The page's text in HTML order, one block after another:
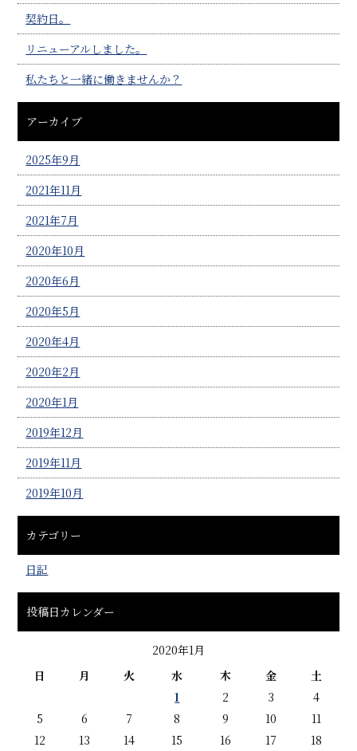
契約日。
リニューアルしました。
私たちと一緒に働きませんか？
アーカイブ
2025年9月
2021年11月
2021年7月
2020年10月
2020年6月
2020年5月
2020年4月
2020年2月
2020年1月
2019年12月
2019年11月
2019年10月
カテゴリー
日記
投稿日カレンダー
2020年1月
日
月 火 水 木 金
土
1
2 3
4
5
6 7 8 9 10
11
12
13 14 15 16 17 18